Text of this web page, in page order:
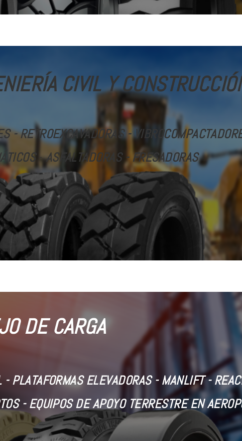
CIVIL Y
- RETROEXCAVADORAS -
-ASFALTADORAS - FRESADORAS
DE CARGA
- PLATAFORMAS ELEVADORAS -MANLIFT -
- EQUIPOS DE APOYO TERRESTRE EN